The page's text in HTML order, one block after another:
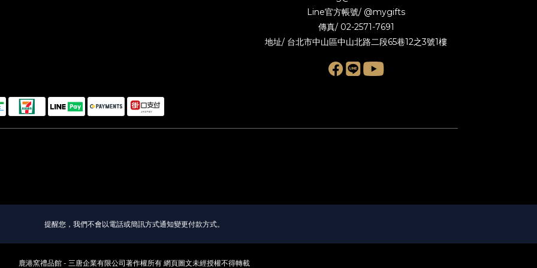
Line官方帳號/ @mygifts
傳真/ 02-2571-7691
地址/ 台北市中山區中山北路二段65巷12之3號1樓
提醒您，我們不會以電話或簡訊方式通知變更付款方式。
鹿港窯禮品館 - 三唐企業有限公司著作權所有 網頁圖文未經授權不得轉載